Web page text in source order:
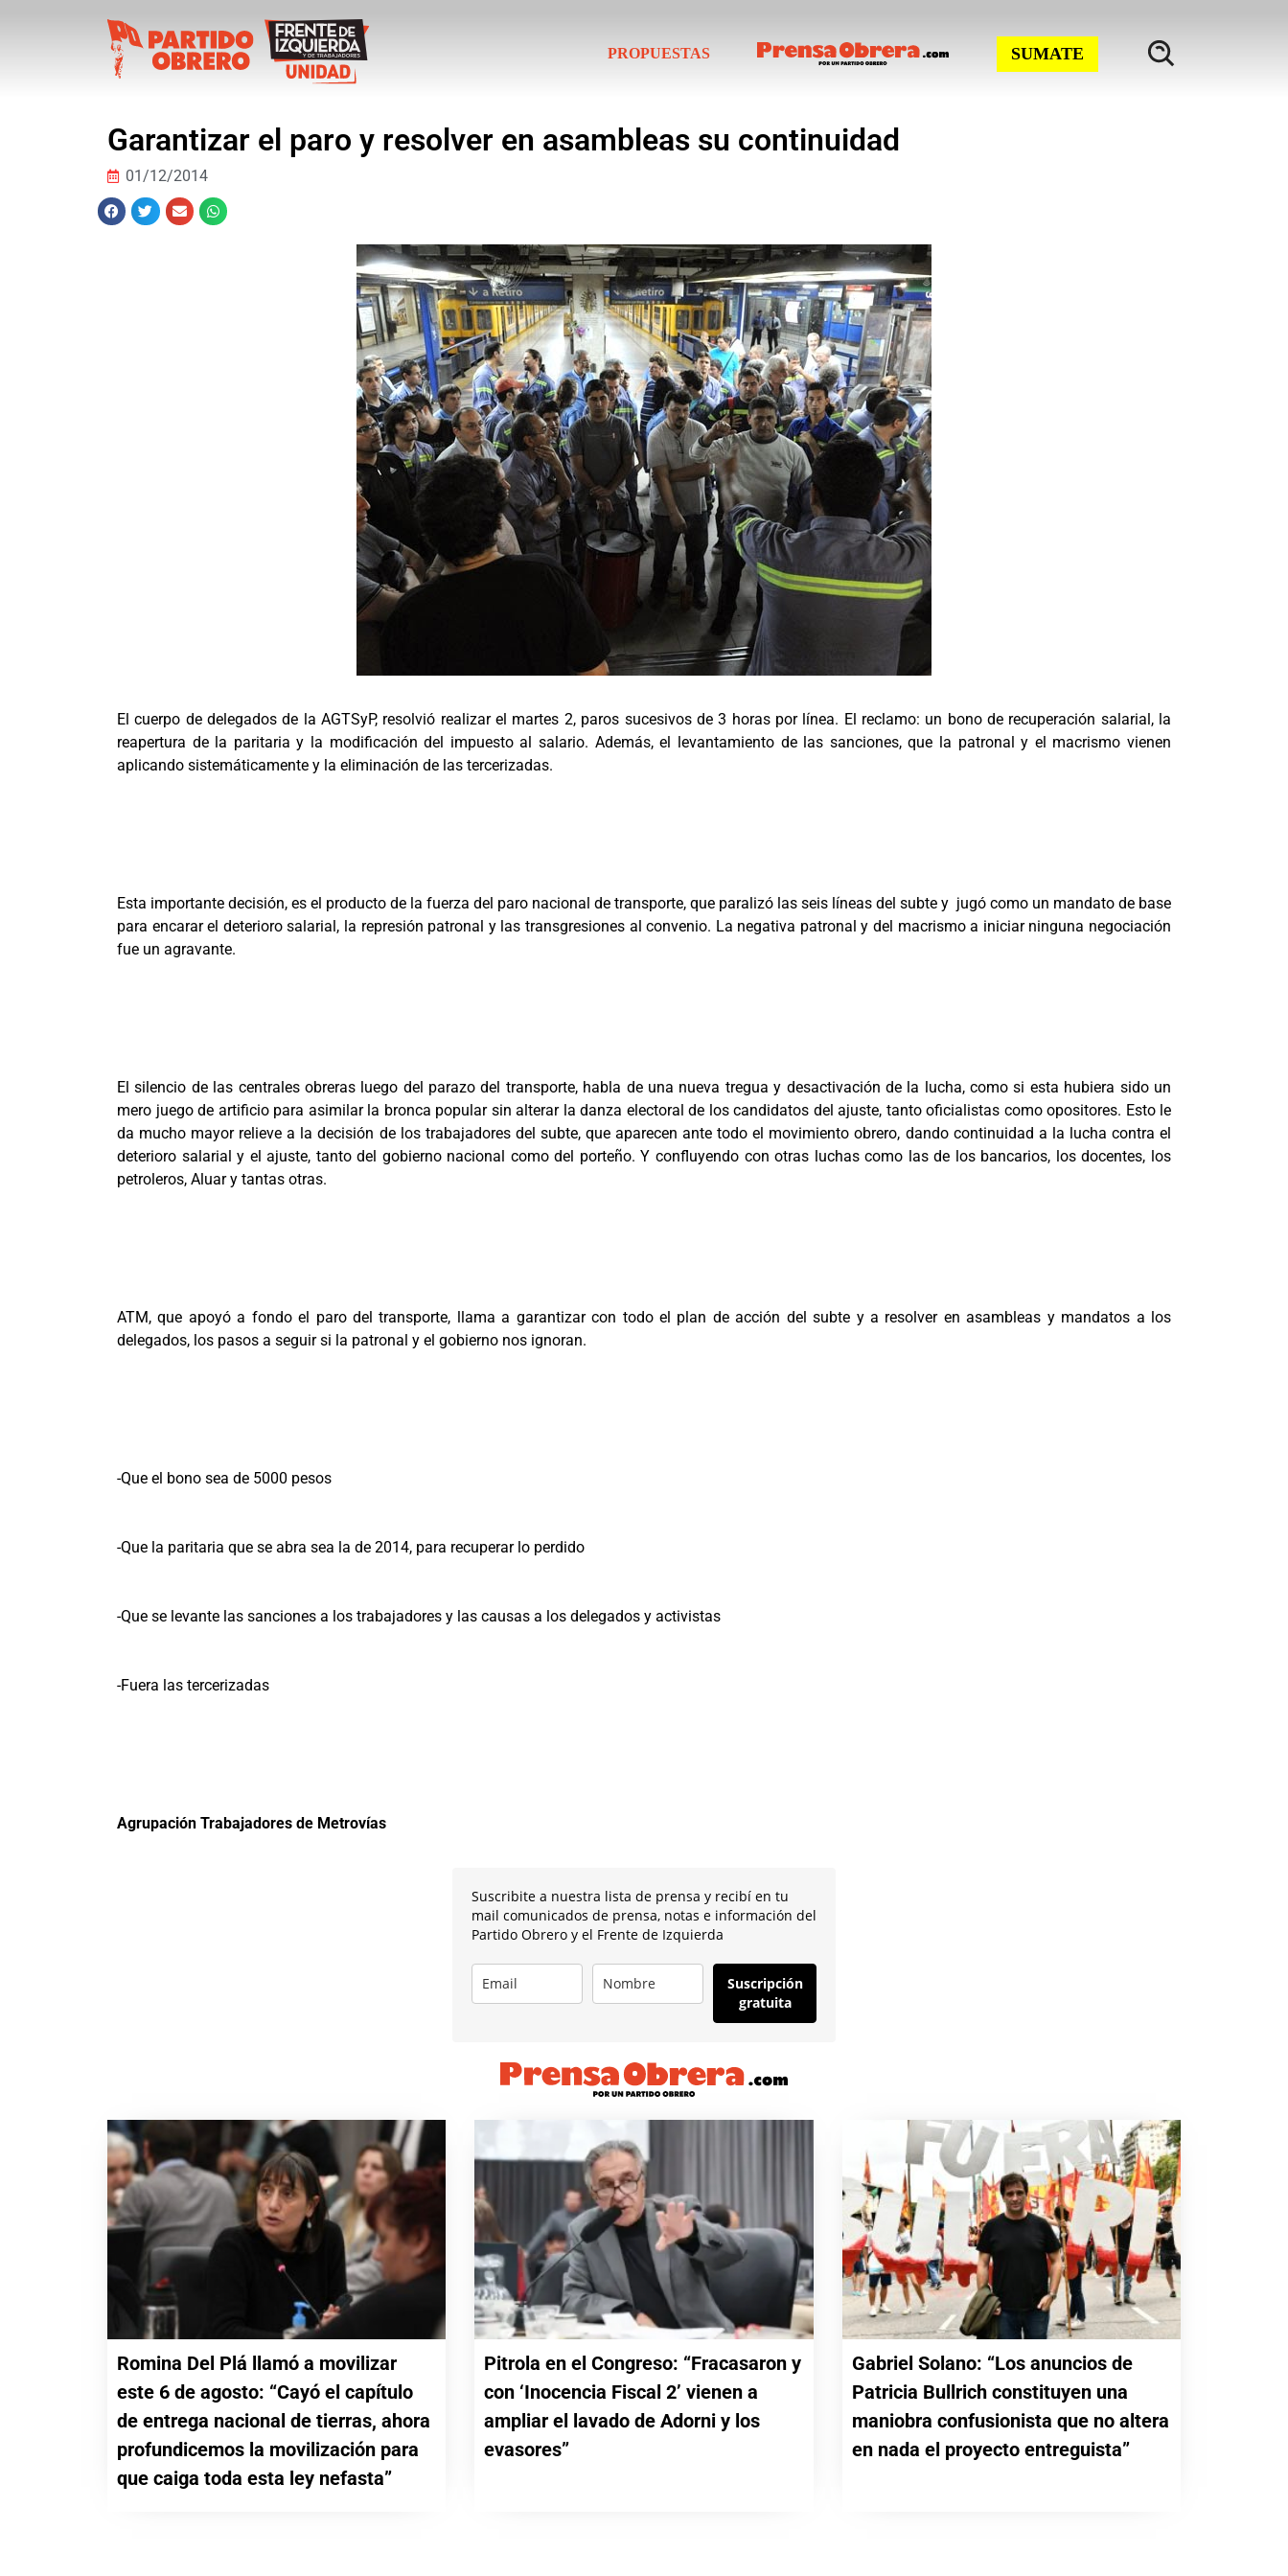
PROPUESTAS SUMATE
Garantizar el paro y resolver en asambleas su continuidad
01/12/2014
El cuerpo de delegados de la AGTSyP, resolvió realizar el martes 2, paros sucesivos de 3 horas por línea. El reclamo: un bono de recuperación salarial, la
reapertura de la paritaria y la modificación del impuesto al salario. Además, el levantamiento de las sanciones, que la patronal y el macrismo vienen
aplicando sistemáticamente y la eliminación de las tercerizadas.
Esta importante decisión, es el producto de la fuerza del paro nacional de transporte, que paralizó las seis líneas del subte y jugó como un mandato de base
para encarar el deterioro salarial, la represión patronal y las transgresiones al convenio. La negativa patronal y del macrismo a iniciar ninguna negociación
fue un agravante.
El silencio de las centrales obreras luego del parazo del transporte, habla de una nueva tregua y desactivación de la lucha, como si esta hubiera sido un
mero juego de artificio para asimilar la bronca popular sin alterar la danza electoral de los candidatos del ajuste, tanto oficialistas como opositores. Esto le
da mucho mayor relieve a la decisión de los trabajadores del subte, que aparecen ante todo el movimiento obrero, dando continuidad a la lucha contra el
deterioro salarial y el ajuste, tanto del gobierno nacional como del porteño. Y confluyendo con otras luchas como las de los bancarios, los docentes, los
petroleros, Aluar y tantas otras.
ATM, que apoyó a fondo el paro del transporte, llama a garantizar con todo el plan de acción del subte y a resolver en asambleas y mandatos a los
delegados, los pasos a seguir si la patronal y el gobierno nos ignoran.
-Que el bono sea de 5000 pesos
-Que la paritaria que se abra sea la de 2014, para recuperar lo perdido
-Que se levante las sanciones a los trabajadores y las causas a los delegados y activistas
-Fuera las tercerizadas
Agrupación Trabajadores de Metrovías
Suscribite a nuestra lista de prensa y recibí en tu
mail comunicados de prensa, notas e información del
Partido Obrero y el Frente de Izquierda
Suscripción
gratuita
Romina Del Plá llamó a movilizar
este 6 de agosto: “Cayó el capítulo
de entrega nacional de tierras, ahora
profundicemos la movilización para
que caiga toda esta ley nefasta”
Pitrola en el Congreso: “Fracasaron y
con ‘Inocencia Fiscal 2’ vienen a
ampliar el lavado de Adorni y los
evasores”
Gabriel Solano: “Los anuncios de
Patricia Bullrich constituyen una
maniobra confusionista que no altera
en nada el proyecto entreguista”